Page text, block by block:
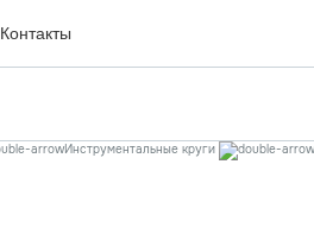
Контакты
Инструментальные круги